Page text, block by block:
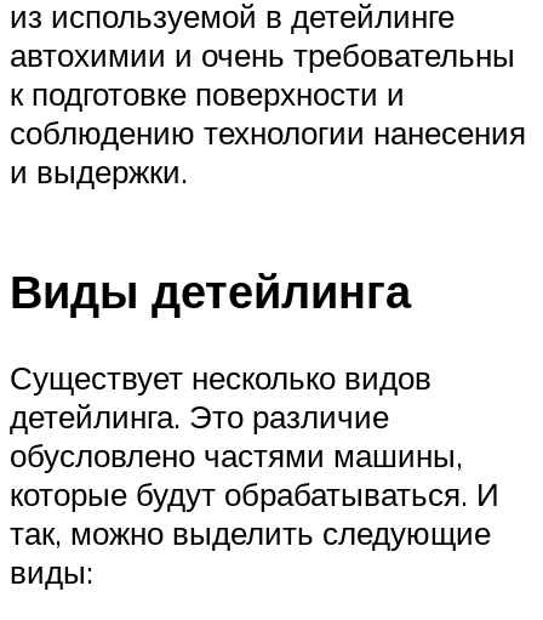
из используемой в детейлинге
автохимии и очень требовательны
к подготовке поверхности и
соблюдению технологии нанесения
и выдержки.
Виды детейлинга
Существует несколько видов
детейлинга. Это различие
обусловлено частями машины,
которые будут обрабатываться. И
так, можно выделить следующие
виды: